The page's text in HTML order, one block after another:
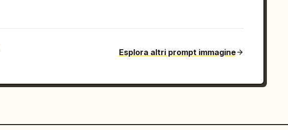
Esplora altri prompt immagine